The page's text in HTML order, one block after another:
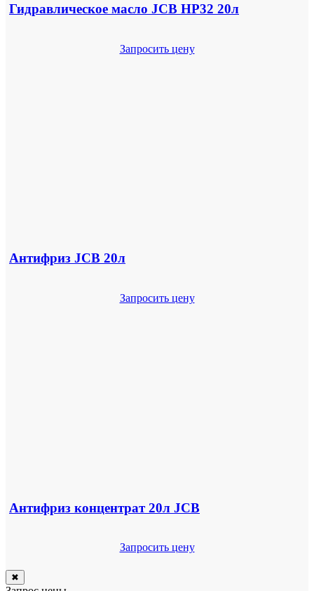
Гидравлическое масло JCB HP32 20л
Запросить цену
Антифриз JCB 20л
Запросить цену
Антифриз концентрат 20л JCB
Запросить цену
✖